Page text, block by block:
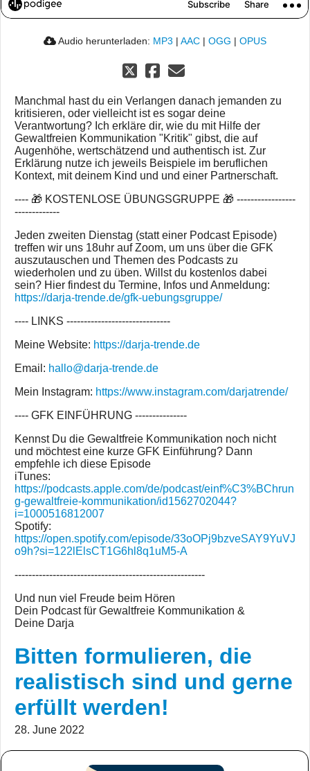
Audio herunterladen: MP3 | AAC | OGG | OPUS
Manchmal hast du ein Verlangen danach jemanden zu
kritisieren, oder vielleicht ist es sogar deine
Verantwortung? Ich erkläre dir, wie du mit Hilfe der
Gewaltfreien Kommunikation "Kritik" gibst, die auf
Augenhöhe, wertschätzend und authentisch ist. Zur
Erklärung nutze ich jeweils Beispiele im beruflichen
Kontext, mit deinem Kind und und einer Partnerschaft.
---- 🎁 KOSTENLOSE ÜBUNGSGRUPPE 🎁 -----------------
-------------
Jeden zweiten Dienstag (statt einer Podcast Episode)
treffen wir uns 18uhr auf Zoom, um uns über die GFK
auszutauschen und Themen des Podcasts zu
wiederholen und zu üben. Willst du kostenlos dabei
sein? Hier findest du Termine, Infos und Anmeldung:
https://darja-trende.de/gfk-uebungsgruppe/
---- LINKS ------------------------------
Meine Website: https://darja-trende.de
Email: hallo@darja-trende.de
Mein Instagram: https://www.instagram.com/darjatrende/
---- GFK EINFÜHRUNG ---------------
Kennst Du die Gewaltfreie Kommunikation noch nicht
und möchtest eine kurze GFK Einführung? Dann
empfehle ich diese Episode
iTunes:
https://podcasts.apple.com/de/podcast/einf%C3%BChrun
g-gewaltfreie-kommunikation/id1562702044?
i=1000516812007
Spotify:
https://open.spotify.com/episode/33oOPj9bzveSAY9YuVJ
o9h?si=122lElsCT1G6hl8q1uM5-A
-------------------------------------------------------
Und nun viel Freude beim Hören
Dein Podcast für Gewaltfreie Kommunikation &
Deine Darja
Bitten formulieren, die
realistisch sind und gerne
erfüllt werden!
28. June 2022